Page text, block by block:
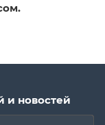
и новостей